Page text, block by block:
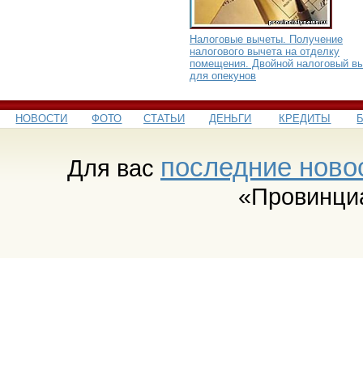
Налоговые вычеты. Получение
налогового вычета на отделку
помещения. Двойной налоговый
для опекунов
НОВОСТИ ФОТО СТАТЬИ ДЕНЬГИ КРЕДИТЫ
Для вас последние